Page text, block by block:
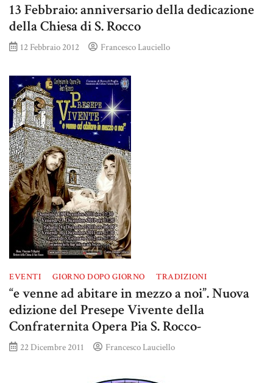
13 Febbraio: anniversario della dedicazione
della Chiesa di S. Rocco
12 Febbraio 2012 Francesco Lauciello
EVENTI GIORNO DOPO GIORNO TRADIZIONI
“e venne ad abitare in mezzo a noi”. Nuova
edizione del Presepe Vivente della
Confraternita Opera Pia S. Rocco-
22 Dicembre 2011 Francesco Lauciello